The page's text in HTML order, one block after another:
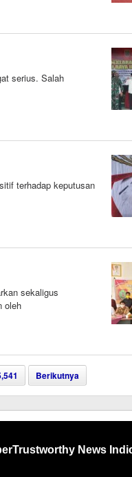
serius. Salah
terhadap keputusan
sekaligus
oleh
Berikutnya
Trustworthy News